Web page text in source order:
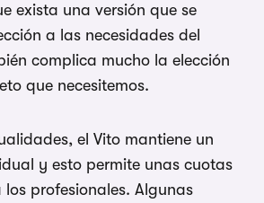
exista una versión que se
a las necesidades del
complica mucho la elección
que necesitemos.
el Vito mantiene un
y esto permite unas cuotas
profesionales. Algunas